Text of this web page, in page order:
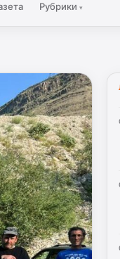
Рубрики▾